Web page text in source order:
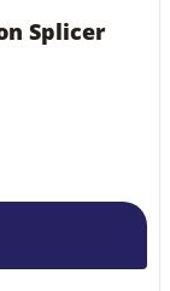
Splicer